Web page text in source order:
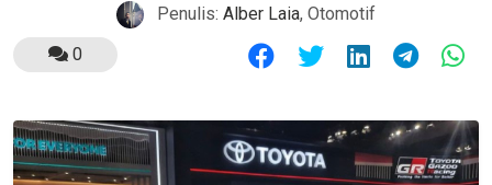
Penulis: Alber Laia, Otomotif
0